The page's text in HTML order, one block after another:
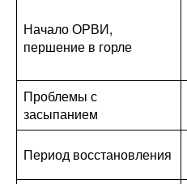
Начало ОРВИ,
першение в горле
Проблемы с
засыпанием
Период восстановления